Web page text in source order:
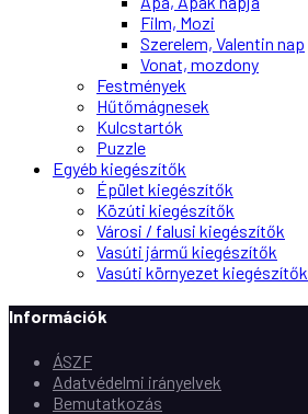
Film, Mozi
Szerelem, Valentin nap
Vonat, mozdony
Festmények
Hűtőmágnesek
Kulcstartók
Puzzle
Egyéb kiegészítők
Épület kiegészítők
Közúti kiegészítők
Városi / falusi kiegészítők
Vasúti jármű kiegészítők
Vasúti környezet kiegészítők
Információk
ÁSZF
Adatvédelmi irányelvek
Bemutatkozás